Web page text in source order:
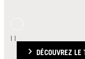
DÉCOUVREZ